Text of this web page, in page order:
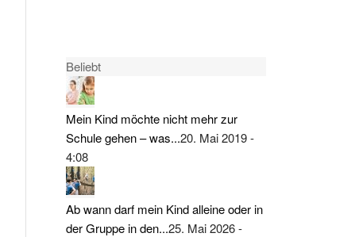
Beliebt
Mein Kind möchte nicht mehr zur
Schule gehen – was...20. Mai 2019 -
4:08
Ab wann darf mein Kind alleine oder in
der Gruppe in den...25. Mai 2026 -